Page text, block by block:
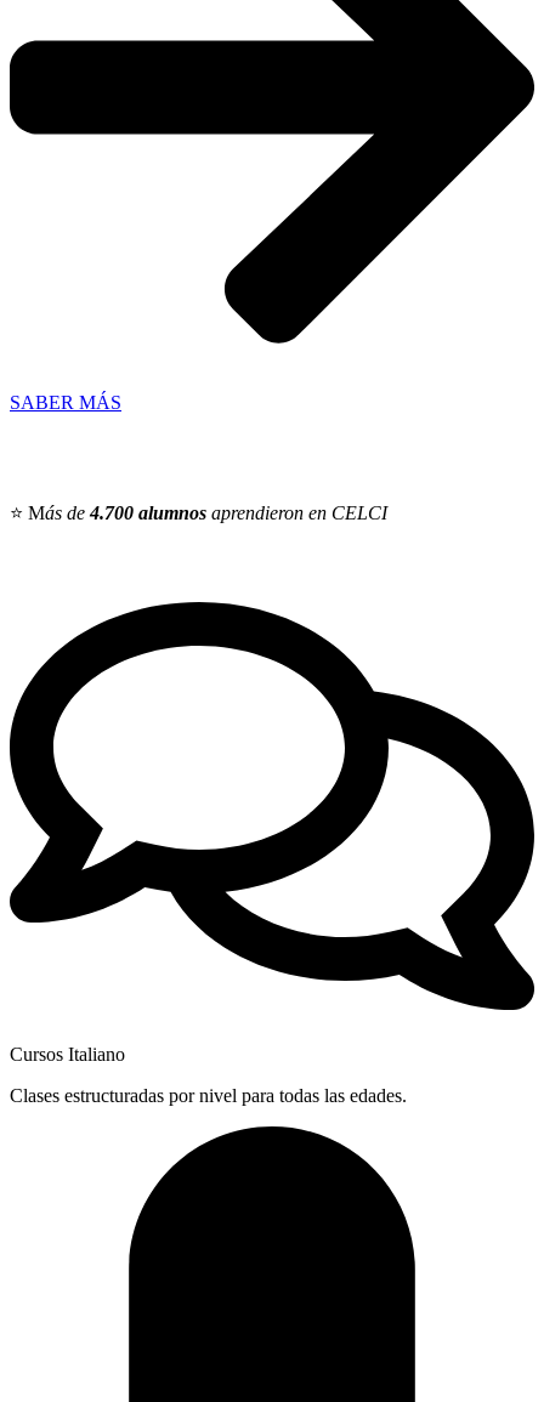
SABER MÁS
⭐ Más de4.700 alumnos aprendieron en CELCI
Cursos Italiano
Clases estructuradas por nivel para todas las edades.